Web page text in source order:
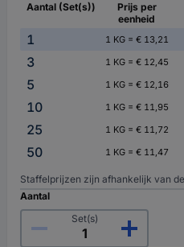
Aantal (Set(s))
Prijs per
eenheid
1 1 KG = € 13,21
3
1 KG = € 12,45
5
1 KG = € 12,16
10
1 KG = € 11,95
25
1 KG = € 11,72
50
1 KG = € 11,47
Staffelprijzen zijn afhankelijk van
Aantal
Set(s)